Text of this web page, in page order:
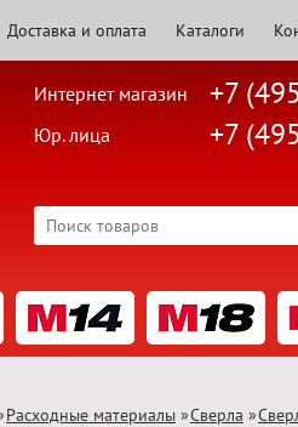
Доставка и оплата Каталоги
Интернет магазин +7
Юр. лица +7
Расходные материалы »Сверла »